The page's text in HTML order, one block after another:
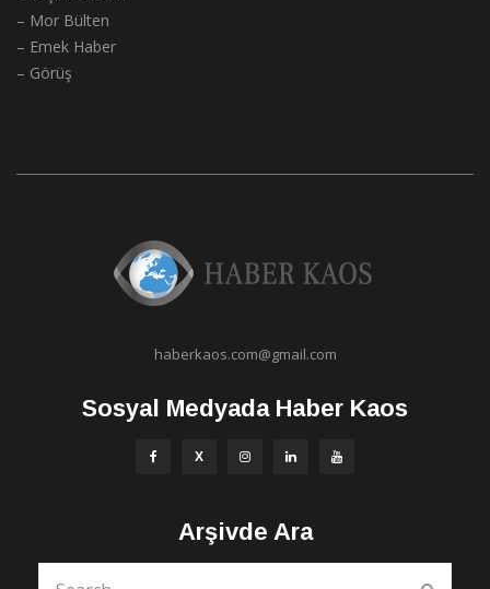
– Mor Bülten
– Emek Haber
– Görüş
haberkaos.com@gmail.com
Sosyal Medyada Haber Kaos
Arşivde Ara